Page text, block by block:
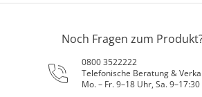
Noch Fragen zum
0800 3522222
Telefonische Beratung &
Mo. – Fr. 9–18 Uhr, Sa.